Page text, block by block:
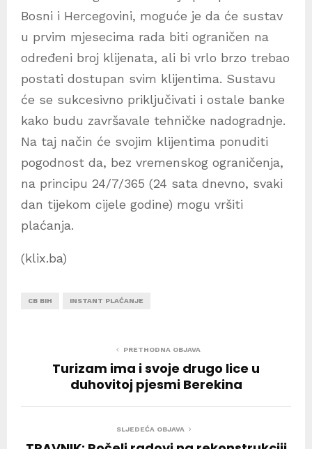
Bosni i Hercegovini, moguće je da će sustav
u prvim mjesecima rada biti ograničen na
određeni broj klijenata, ali bi vrlo brzo trebao
postati dostupan svim klijentima. Sustavu
će se sukcesivno priključivati i ostale banke
kako budu završavale tehničke nadogradnje.
Na taj način će svojim klijentima ponuditi
pogodnost da, bez vremenskog ograničenja,
na principu 24/7/365 (24 sata dnevno, svaki
dan tijekom cijele godine) mogu vršiti
plaćanja.
(klix.ba)
CB BIH INSTANT PLAĆANJE
PRETHODNA OBJAVA
Turizam ima i svoje drugo lice u
duhovitoj pjesmi Berekina
SLJEDEĆA OBJAVA